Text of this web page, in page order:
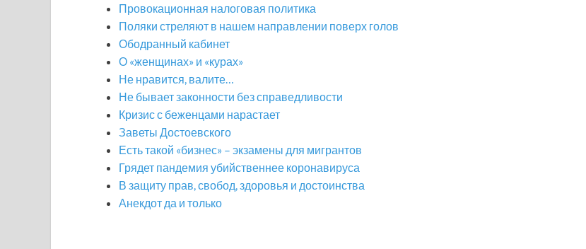
Провокационная налоговая политика
Поляки стреляют в нашем направлении поверх голов
Ободранный кабинет
О «женщинах» и «курах»
Не нравится, валите…
Не бывает законности без справедливости
Кризис с беженцами нарастает
Заветы Достоевского
Есть такой «бизнес» – экзамены для мигрантов
Грядет пандемия убийственнее коронавируса
В защиту прав, свобод, здоровья и достоинства
Анекдот да и только